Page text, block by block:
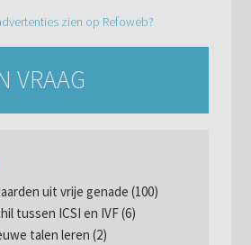
zien op Refoweb?
VRAAG
uit vrije genade (100)
tussen ICSI en IVF (6)
talen leren (2)